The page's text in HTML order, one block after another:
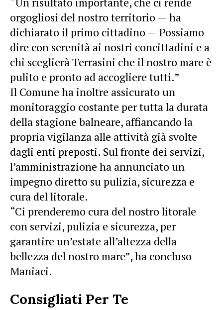
orgogliosi del nostro territorio — ha
dichiarato il primo cittadino — Possiamo
dire con serenità ai nostri concittadini e a
chi sceglierà Terrasini che il nostro mare è
pulito e pronto ad accogliere tutti.”
Il Comune ha inoltre assicurato un
monitoraggio costante per tutta la durata
della stagione balneare, affiancando la
propria vigilanza alle attività già svolte
dagli enti preposti. Sul fronte dei servizi,
l’amministrazione ha annunciato un
impegno diretto su pulizia, sicurezza e
cura del litorale.
“Ci prenderemo cura del nostro litorale
con servizi, pulizia e sicurezza, per
garantire un’estate all’altezza della
bellezza del nostro mare”, ha concluso
Maniaci.
Consigliati Per Te